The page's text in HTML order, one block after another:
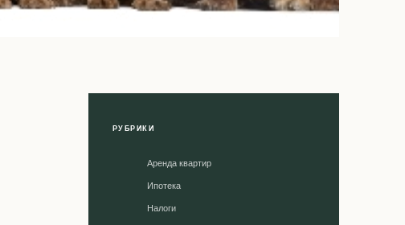
РУБРИКИ
Аренда квартир
Ипотека
Налоги